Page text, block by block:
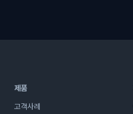
제품
고객사례